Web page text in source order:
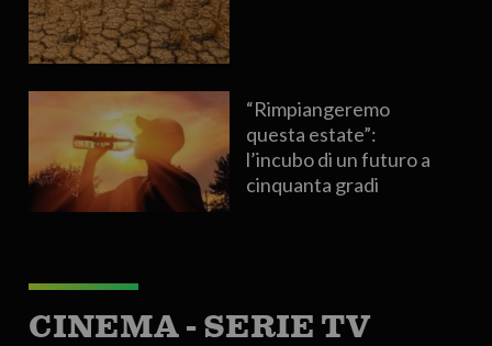
“Rimpiangeremo
questa estate”:
l’incubo di un futuro a
cinquanta gradi
CINEMA - SERIE TV